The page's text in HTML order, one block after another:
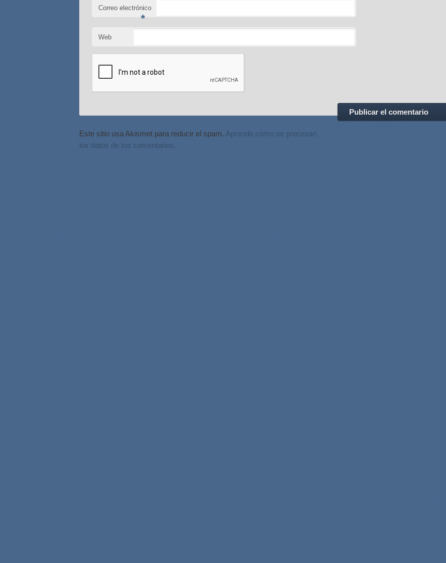
Correo electrónico
*
Web
Este sitio usa Akismet para reducir el spam. Aprende cómo se procesan
los datos de tus comentarios.